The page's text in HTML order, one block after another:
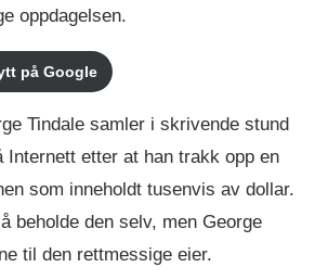
oppdagelsen.
på Google
Tindale samler i skrivende stund
Internett etter at han trakk opp en
som inneholdt tusenvis av dollar.
beholde den selv, men George
til den rettmessige eier.